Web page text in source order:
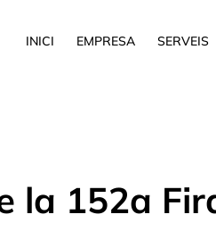
INICI EMPRESA SERVEIS
la 152a